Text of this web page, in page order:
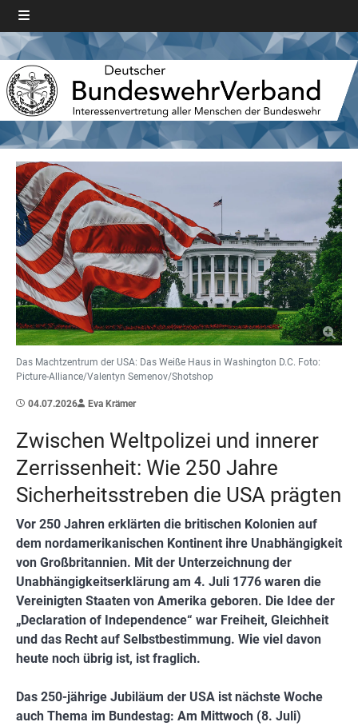
Das Machtzentrum der USA: Das Weiße Haus in Washington D.C. Foto:
Picture-Alliance/Valentyn Semenov/Shotshop
04.07.2026 Eva Krämer
Zwischen Weltpolizei und innerer
Zerrissenheit: Wie 250 Jahre
Sicherheitsstreben die USA prägten
Vor 250 Jahren erklärten die britischen Kolonien auf
dem nordamerikanischen Kontinent ihre Unabhängigkeit
von Großbritannien. Mit der Unterzeichnung der
Unabhängigkeitserklärung am 4. Juli 1776 waren die
Vereinigten Staaten von Amerika geboren. Die Idee der
„Declaration of Independence“ war Freiheit, Gleichheit
und das Recht auf Selbstbestimmung. Wie viel davon
heute noch übrig ist, ist fraglich.
Das 250-jährige Jubiläum der USA ist nächste Woche
auch Thema im Bundestag: Am Mittwoch (8. Juli)